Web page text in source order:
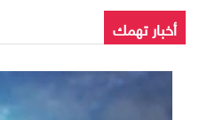
أخبار تهمك